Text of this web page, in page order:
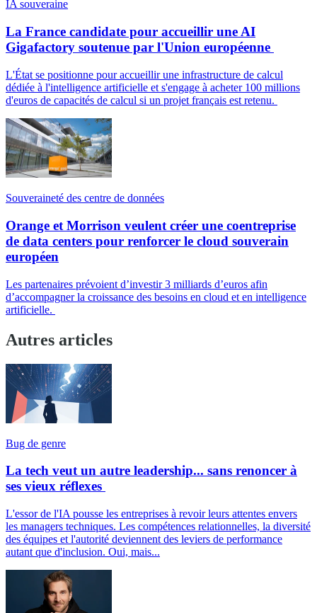
IA souveraine
La France candidate pour accueillir une AI
Gigafactory soutenue par l'Union européenne
L'État se positionne pour accueillir une infrastructure de calcul
dédiée à l'intelligence artificielle et s'engage à acheter 100 millions
d'euros de capacités de calcul si un projet français est retenu.
Souveraineté des centre de données
Orange et Morrison veulent créer une coentreprise
de data centers pour renforcer le cloud souverain
européen
Les partenaires prévoient d’investir 3 milliards d’euros afin
d’accompagner la croissance des besoins en cloud et en intelligence
artificielle.
Autres articles
Bug de genre
La tech veut un autre leadership... sans renoncer à
ses vieux réflexes
L'essor de l'IA pousse les entreprises à revoir leurs attentes envers
les managers techniques. Les compétences relationnelles, la diversité
des équipes et l'autorité deviennent des leviers de performance
autant que d'inclusion. Oui, mais...